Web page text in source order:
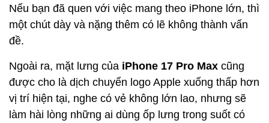
Nếu bạn đã quen với việc mang theo iPhone lớn, thì
một chút dày và nặng thêm có lẽ không thành vấn
đề.
Ngoài ra, mặt lưng của iPhone 17 Pro Max cũng
được cho là dịch chuyển logo Apple xuống thấp hơn
vị trí hiện tại, nghe có vẻ không lớn lao, nhưng sẽ
làm hài lòng những ai dùng ốp lưng trong suốt có